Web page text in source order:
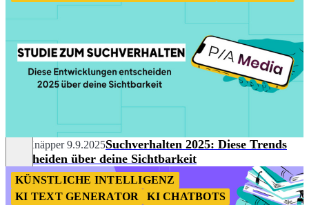
Nils Knäpper 9.9.2025Suchverhalten 2025: Diese Trends
entscheiden über deine Sichtbarkeit
KÜNSTLICHE INTELLIGENZ
KI TEXT GENERATOR
KI CHATBOTS